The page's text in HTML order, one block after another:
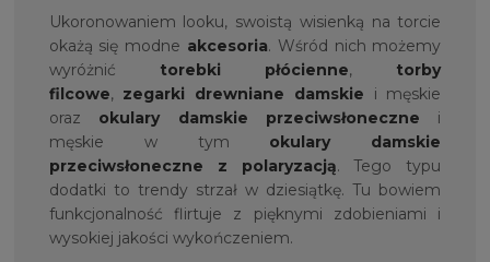
Ukoronowaniem looku, swoistą wisienką na torcie
okażą się modne akcesoria. Wśród nich możemy
wyróżnić torebki płócienne, torby
filcowe, zegarki drewniane damskie i męskie
oraz okulary damskie przeciwsłoneczne i
męskie w tym okulary damskie
przeciwsłoneczne z polaryzacją. Tego typu
dodatki to trendy strzał w dziesiątkę. Tu bowiem
funkcjonalność flirtuje z pięknymi zdobieniami i
wysokiej jakości wykończeniem.